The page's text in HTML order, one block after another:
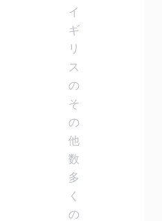
イ
ギ
リ
ス
の
そ
の
他
数
多
く
の